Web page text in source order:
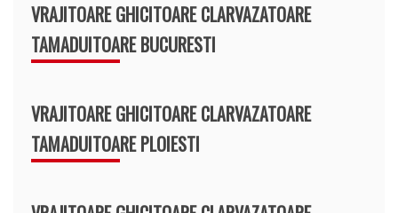
VRAJITOARE GHICITOARE CLARVAZATOARE
TAMADUITOARE BUCURESTI
VRAJITOARE GHICITOARE CLARVAZATOARE
TAMADUITOARE PLOIESTI